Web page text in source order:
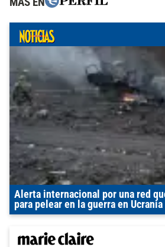
Alerta internacional por una red
para pelear en la guerra en Ucrania